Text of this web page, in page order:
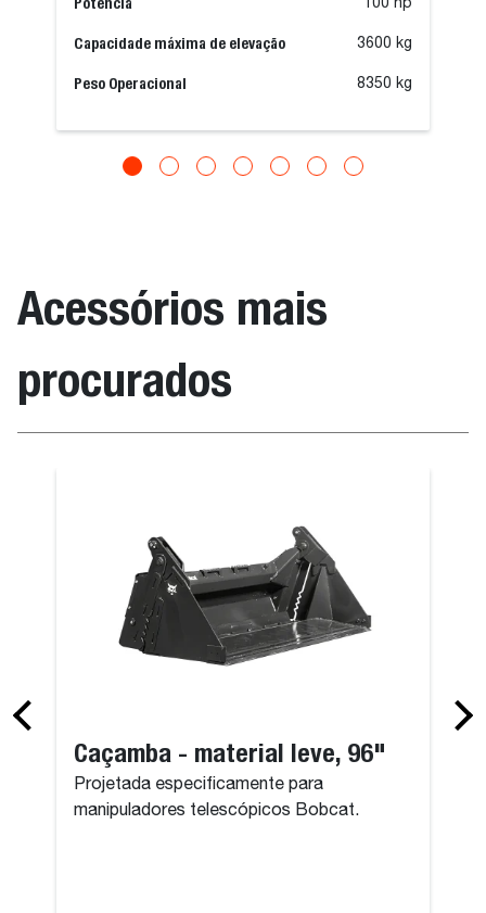
Capacidade máxima de elevação 3600 kg
Peso Operacional 8350 kg
Acessórios mais
procurados
Caçamba - material leve, 96"
Projetada especificamente para
manipuladores telescópicos Bobcat.